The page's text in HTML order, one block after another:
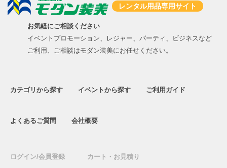
レンタル用品専用サイト
お気軽にご相談ください
イベントプロモーション、レジャー、パーティ、ビジネスなど
ご利用、ご相談はモダン装美にお任せください。
カテゴリから探す イベントから探す ご利用ガイド
よくあるご質問 会社概要
ログイン/会員登録 カート・お見積り